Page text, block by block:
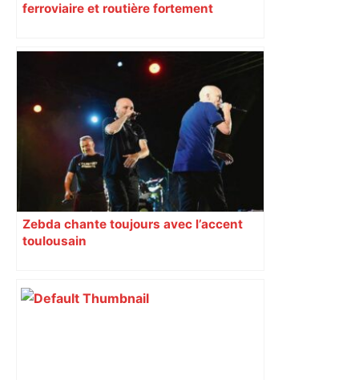
ferroviaire et routière fortement
Zebda chante toujours avec l’accent
toulousain